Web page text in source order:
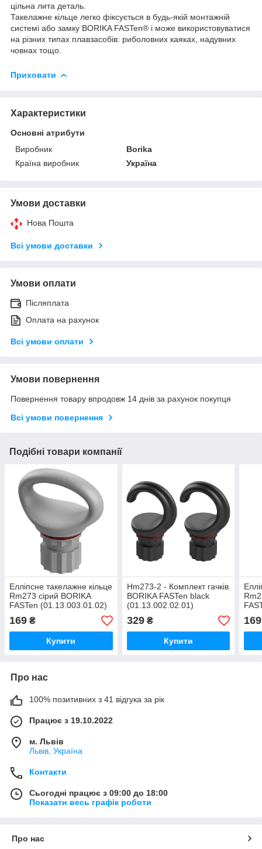
цільна лита деталь.
Такелажне кільце легко фіксується в будь-якій монтажній
системі або замку BORIKA FASTen® і може використовуватися
на різних типах плавзасобів: риболовних каяках, надувних
човнах тощо.
Приховати
Характеристики
Основні атрибути
Виробник
Borika
Країна виробник
Україна
Умови доставки
Нова Пошта
Всі умови доставки
Умови оплати
Післяплата
Оплата на рахунок
Всі умови оплати
Умови повернення
Повернення товару впродовж 14 днів за рахунок покупця
Всі умови повернення
Подібні товари компанії
Елліпсне такелажне кільце
Rm273 сірий BORIKA
FASTen (01.13.003.01.02)
169 ₴
Купити
Hm273-2 - Комплект гачків
BORIKA FASTen black
(01.13.002.02.01)
329₴
Купити
169
Про нас
100% позитивних з 41 відгука за рік
Працює з 19.10.2022
м. Львів
Львів, Україна
Контакти
Сьогодні працює з 09:00 до 18:00
Показати весь графік роботи
Про нас